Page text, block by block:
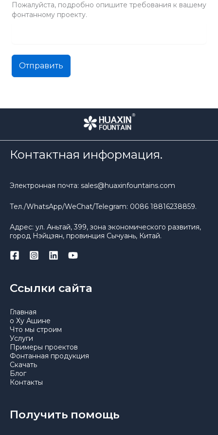
Пожалуйста, подробно опишите требования к вашему
фонтанному проекту.
Отправить
Контактная информация.
Электронная почта: sales@huaxinfountains.com
Тел./WhatsApp/WeChat/Telegram: 0086 18816238859.
Адрес: ул. Аньтай, 399, зона экономического развития,
город Нэйцзян, провинция Сычуань, Китай.
Ссылки сайта
Главная
о Ху Ашине
Что мы строим
Услуги
Примеры проектов
Фонтанная продукция
Скачать
Блог
Контакты
Получить помощь